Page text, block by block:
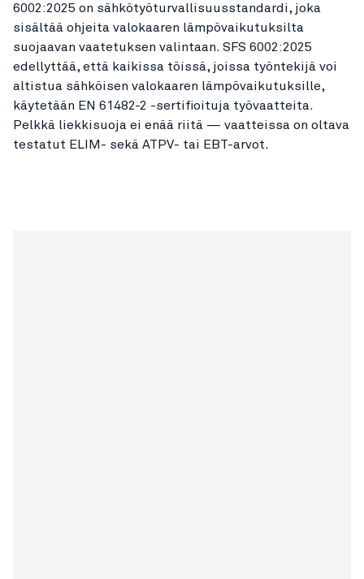
6002:2025 on sähkötyöturvallisuusstandardi, joka
sisältää ohjeita valokaaren lämpövaikutuksilta
suojaavan vaatetuksen valintaan. SFS 6002:2025
edellyttää, että kaikissa töissä, joissa työntekijä voi
altistua sähköisen valokaaren lämpövaikutuksille,
käytetään EN 61482-2 -sertifioituja työvaatteita.
Pelkkä liekkisuoja ei enää riitä — vaatteissa on oltava
testatut ELIM- sekä ATPV- tai EBT-arvot.